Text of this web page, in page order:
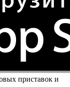
приставок и